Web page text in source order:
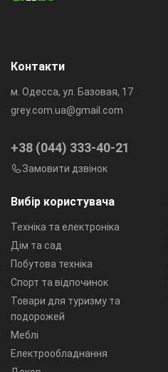
Вибір користувача
Техніка та електроніка
Дім та сад
Побутова техніка
Спорт та відпочинок
Товари для туризму та
подорожей
Меблі
Електрообладнання
Контакти
м. Одесса, ул. Базовая, 17
grey.com.ua@gmail.com
+38 (044) 333-40-21
Замовити дзвінок